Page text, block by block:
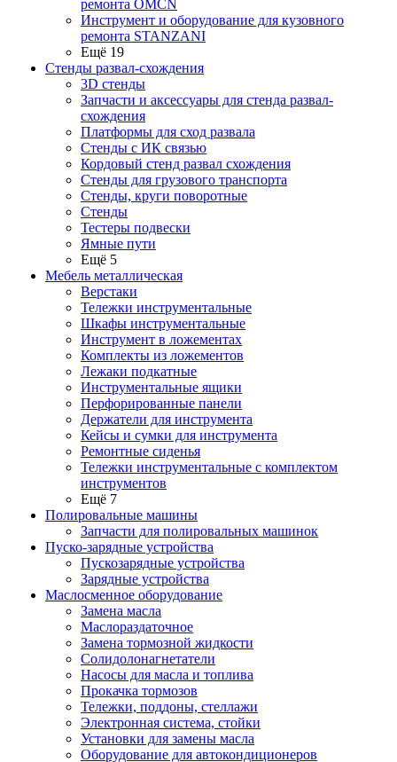
ремонта OMCN
Инструмент и оборудование для кузовного
ремонта STANZANI
Ещё 19
Стенды развал-схождения
3D стенды
Запчасти и аксессуары для стенда развал-
схождения
Платформы для сход развала
Стенды с ИК связью
Кордовый стенд развал схождения
Стенды для грузового транспорта
Стенды, круги поворотные
Стенды
Тестеры подвески
Ямные пути
Ещё 5
Мебель металлическая
Верстаки
Тележки инструментальные
Шкафы инструментальные
Инструмент в ложементах
Комплекты из ложементов
Лежаки подкатные
Инструментальные ящики
Перфорированные панели
Держатели для инструмента
Кейсы и сумки для инструмента
Ремонтные сиденья
Тележки инструментальные с комплектом
инструментов
Ещё 7
Полировальные машины
Запчасти для полировальных машинок
Пуско-зарядные устройства
Пускозарядные устройства
Зарядные устройства
Маслосменное оборудование
Замена масла
Маслораздаточное
Замена тормозной жидкости
Солидолонагнетатели
Насосы для масла и топлива
Прокачка тормозов
Тележки, поддоны, стеллажи
Электронная система, стойки
Установки для замены масла
Оборудование для автокондиционеров